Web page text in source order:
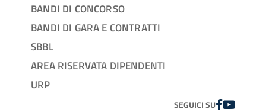
BANDI DI CONCORSO
BANDI DI GARA E CONTRATTI
SBBL
AREA RISERVATA DIPENDENTI
URP
SEGUICI SUFACEBOOK
YOUTUBE